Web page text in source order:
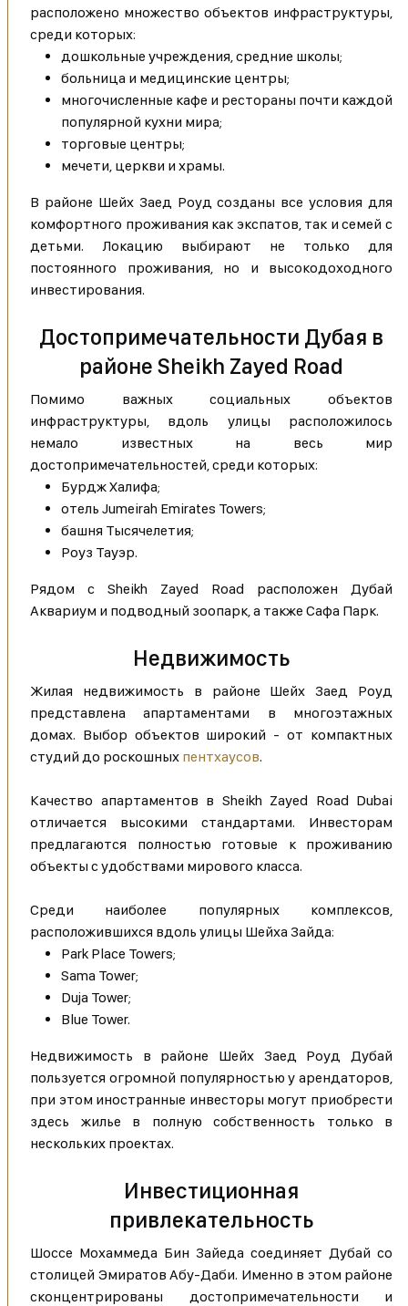
расположено множество объектов инфраструктуры,
среди которых:
дошкольные учреждения, средние школы;
больница и медицинские центры;
многочисленные кафе и рестораны почти каждой
популярной кухни мира;
торговые центры;
мечети, церкви и храмы.
В районе Шейх Заед Роуд созданы все условия для
комфортного проживания как экспатов, так и семей с
детьми. Локацию выбирают не только для
постоянного проживания, но и высокодоходного
инвестирования.
Достопримечательности Дубая в
районе Sheikh Zayed Road
Помимо важных социальных объектов
инфраструктуры, вдоль улицы расположилось
немало известных на весь мир
достопримечательностей, среди которых:
Бурдж Халифа;
отель Jumeirah Emirates Towers;
башня Тысячелетия;
Роуз Тауэр.
Рядом с Sheikh Zayed Road расположен Дубай
Аквариум и подводный зоопарк, а также Сафа Парк.
Недвижимость
Жилая недвижимость в районе Шейх Заед Роуд
представлена апартаментами в многоэтажных
домах. Выбор объектов широкий - от компактных
студий до роскошных пентхаусов.
Качество апартаментов в Sheikh Zayed Road Dubai
отличается высокими стандартами. Инвесторам
предлагаются полностью готовые к проживанию
объекты с удобствами мирового класса.
Среди наиболее популярных комплексов,
расположившихся вдоль улицы Шейха Зайда:
Park Place Towers;
Sama Tower;
Duja Tower;
Blue Tower.
Недвижимость в районе Шейх Заед Роуд Дубай
пользуется огромной популярностью у арендаторов,
при этом иностранные инвесторы могут приобрести
здесь жилье в полную собственность только в
нескольких проектах.
Инвестиционная
привлекательность
Шоссе Мохаммеда Бин Зайеда соединяет Дубай со
столицей Эмиратов Абу-Даби. Именно в этом районе
сконцентрированы достопримечательности и